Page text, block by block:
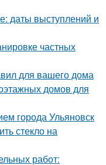
даты выступлений и
частных
для вашего дома
домов для
города Ульяновск
стекло на
работ: